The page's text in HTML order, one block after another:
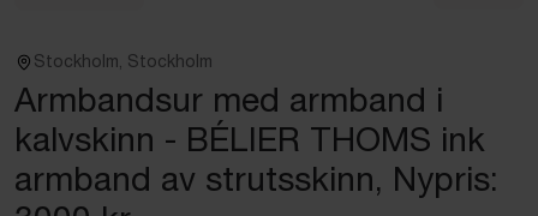
Stockholm, Stockholm
Armbandsur med armband i
kalvskinn - BÉLIER THOMS ink
armband av strutsskinn, Nypris: